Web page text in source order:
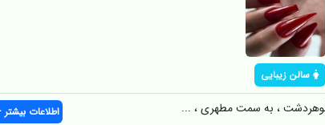
سالن زیبایی
، به سمت مطهری ، ... اطلاعات بیشتر